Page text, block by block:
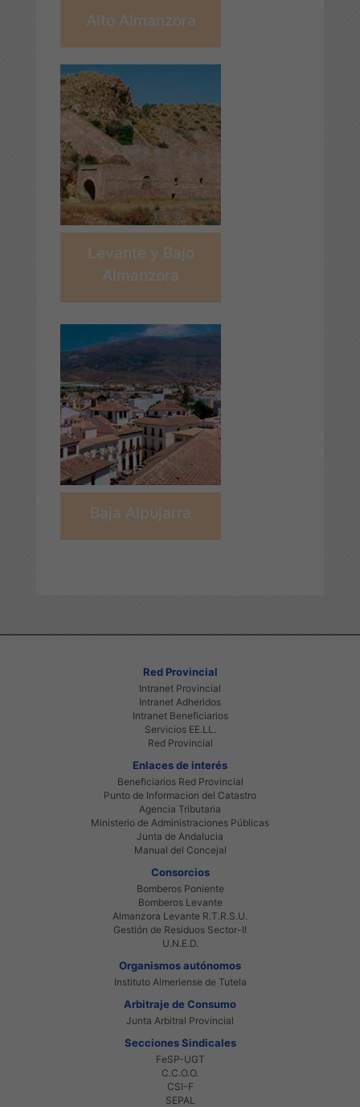
Alto Almanzora
Levante y Bajo
Almanzora
Baja Alpujarra
Red Provincial
Intranet Provincial
Intranet Adheridos
Intranet Beneficiarios
Servicios EE.LL.
Red Provincial
Enlaces de interés
Beneficiarios Red Provincial
Punto de Informacion del Catastro
Agencia Tributaria
Ministerio de Administraciones Públicas
Junta de Andalucia
Manual del Concejal
Consorcios
Bomberos Poniente
Bomberos Levante
Almanzora Levante R.T.R.S.U.
Gestión de Residuos Sector-II
U.N.E.D.
Organismos autónomos
Instituto Almeriense de Tutela
Arbitraje de Consumo
Junta Arbitral Provincial
Secciones Sindicales
FeSP-UGT
C.C.O.O.
CSI-F
SEPAL